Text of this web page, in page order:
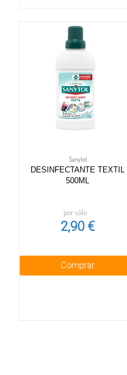
Sanytol
DESINFECTANTE TEXTIL
500ML
por sólo
2,90 €
Comprar